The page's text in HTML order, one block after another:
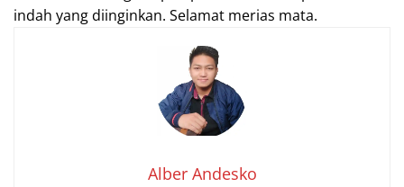
indah yang diinginkan. Selamat merias mata.
Alber Andesko